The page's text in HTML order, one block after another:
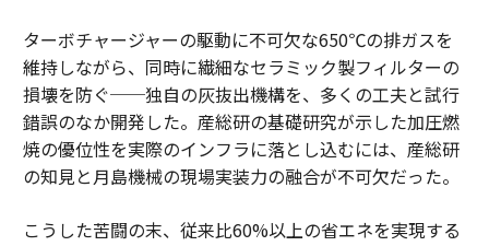
ターボチャージャーの駆動に不可欠な650℃の排ガスを
維持しながら、同時に繊細なセラミック製フィルターの
損壊を防ぐ──独自の灰抜出機構を、多くの工夫と試行
錯誤のなか開発した。産総研の基礎研究が示した加圧燃
焼の優位性を実際のインフラに落とし込むには、産総研
の知見と月島機械の現場実装力の融合が不可欠だった。
こうした苦闘の末、従来比60%以上の省エネを実現する